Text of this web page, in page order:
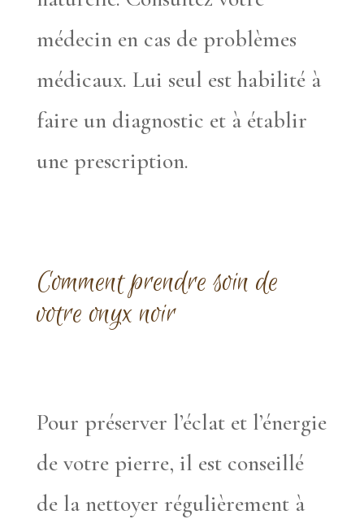
médecin en cas de problèmes
médicaux. Lui seul est habilité à
faire un diagnostic et à établir
une prescription.
Comment prendre soin de
votre onyx noir
Pour préserver l’éclat et l’énergie
de votre pierre, il est conseillé
de la nettoyer régulièrement à